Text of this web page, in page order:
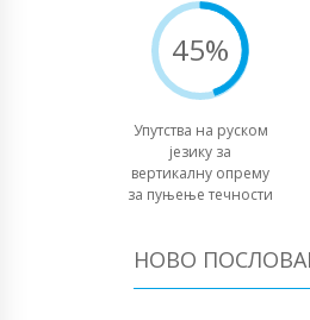
45%
Упутства на руском
језику за
вертикалну опрему
за пуњење течности
НОВО